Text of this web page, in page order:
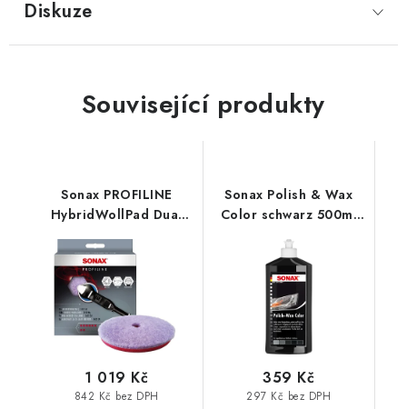
Diskuze
Související produkty
Sonax PROFILINE
HybridWollPad Dual
Action 143mm silný
leštící kotouč
842 Kč bez DPH
1 019 Kč
Sonax Polish & Wax
Color schwarz 500ml
leštěnka s voskem
297 Kč bez DPH
359 Kč